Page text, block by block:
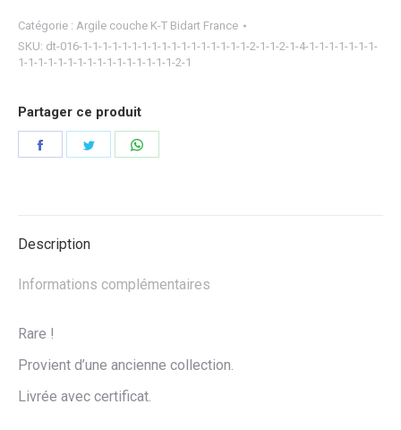
Catégorie : Argile couche K-T Bidart France
SKU: dt-016-1-1-1-1-1-1-1-1-1-1-1-1-1-1-1-1-1-2-1-1-2-1-4-1-1-1-1-1-1-1-
1-1-1-1-1-1-1-1-1-1-1-1-1-1-1-1-2-1
Partager ce produit
Partager Partager
Description
Informations complémentaires
Rare !
Provient d’une ancienne collection.
Livrée avec certificat.